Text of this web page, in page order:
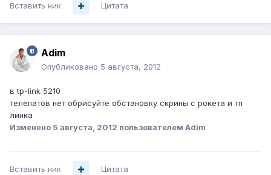
Вставить ник Цитата
Adim
Опубликовано 5 августа, 2012
в tp-link 5210
телепатов нет обрисуйте обстановку скрины с рокета и тп
линка
Изменено 5 августа, 2012 пользователем Adim
Вставить ник Цитата